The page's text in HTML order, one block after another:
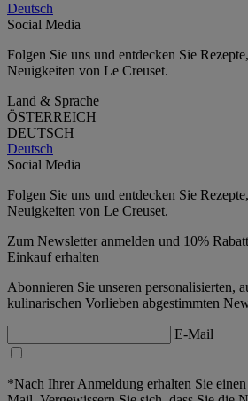
Deutsch
Social Media
Folgen Sie uns und entdecken Sie
Neuigkeiten von Le Creuset.
Land & Sprache
ÖSTERREICH
DEUTSCH
Deutsch
Social Media
Folgen Sie uns und entdecken Sie
Neuigkeiten von Le Creuset.
Zum Newsletter anmelden und 10%
Einkauf erhalten
Abonnieren Sie unseren personalisierten,
kulinarischen Vorlieben abgestimmten
E-Mail
*Nach Ihrer Anmeldung erhalten Sie